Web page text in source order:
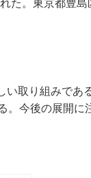
た。東京都豊島
い取り組みであ
。今後の展開に